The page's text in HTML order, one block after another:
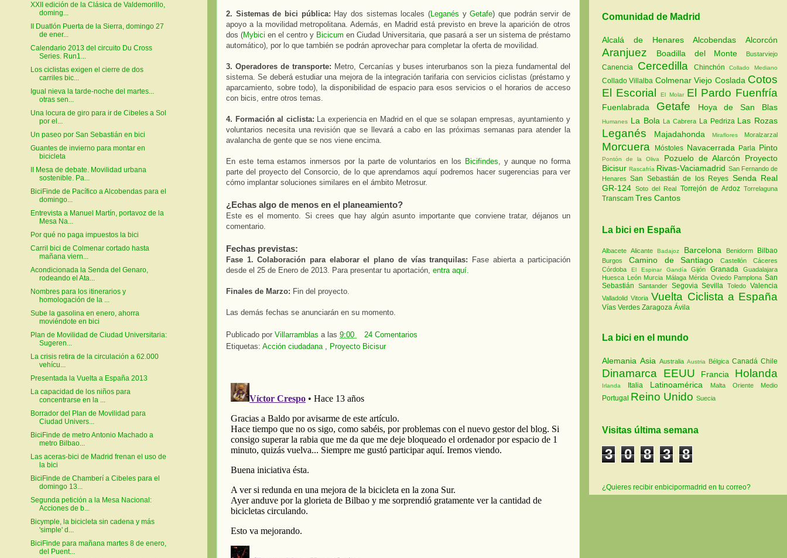
2. Sistemas de bici pública: Hay dos sistemas locales ( Leganés yGetafe) que podrán servir de
apoyo a la movilidad metropolitana. Además, en Madrid está previsto en breve la aparición de otros
dos (Mybici en el centro y Bicicum en Ciudad Universitaria, que pasará a ser un sistema de préstamo
automático), por lo que también se podrán aprovechar para completar la oferta de movilidad.
3. Operadores de transporte: Metro, Cercanías y buses interurbanos son la pieza fundamental del
sistema. Se deberá estudiar una mejora de la integración tarifaria con servicios ciclistas (préstamo y
aparcamiento, sobre todo), la disponibilidad de espacio para esos servicios o el horarios de acceso
con bicis, entre otros temas.
4. Formación al ciclista: La experiencia en Madrid en el que se solapan empresas, ayuntamiento y
voluntarios necesita una revisión que se llevará a cabo en las próximas semanas para atender la
avalancha de gente que se nos viene encima.
En este tema estamos inmersos por la parte de voluntarios en los Bicifindes , y aunque no forma
parte del proyecto del Consorcio, de lo que aprendamos aquí podremos hacer sugerencias para ver
cómo implantar soluciones similares en el ámbito Metrosur.
¿Echas algo de menos en el planeamiento?
Este es el momento. Si crees que hay algún asunto importante que conviene tratar, déjanos un
comentario.
Fechas previstas:
Fase 1. Colaboración para elaborar el plano de vías tranquilas:
Fase abierta a participación
desde el 25 de Enero de 2013. Para presentar tu aportación, entra aquí.
Finales de Marzo: Fin del proyecto.
Las demás fechas se anunciarán en su momento.
Publicado por Villarramblas a las 9:00
24 Comentarios
Etiquetas: Acción ciudadana , Proyecto Bicisur
XXII edición de la Clásica de Valdemorillo,
doming...
II Duatlón Puerta de la Sierra, domingo 27
de ener...
Calendario 2013 del circuito Du Cross
Series. Run1...
Los ciclistas exigen el cierre de dos
carriles bic...
Igual nieva la tarde-noche del martes...
otras sen...
Una locura de giro para ir de Cibeles a Sol
por el...
Un paseo por San Sebastián en bici
Guantes de invierno para montar en
bicicleta
II Mesa de debate. Movilidad urbana
sostenible. Pa...
BiciFinde de Pacífico a Alcobendas para el
domingo...
Entrevista a Manuel Martín, portavoz de la
Mesa Na...
Por qué no paga impuestos la bici
Carril bici de Colmenar cortado hasta
mañana viern...
Acondicionada la Senda del Genaro,
rodeando el Ata...
Nombres para los itinerarios y
homologación de la ...
Sube la gasolina en enero, ahorra
moviéndote en bici
Plan de Movilidad de Ciudad Universitaria:
Sugeren...
La crisis retira de la circulación a 62.000
vehícu...
Presentada la Vuelta a España 2013
La capacidad de los niños para
concentrarse en la ...
Borrador del Plan de Movilidad para
Ciudad Univers...
BiciFinde de metro Antonio Machado a
metro Bilbao...
Las aceras-bici de Madrid frenan el uso de
la bici
BiciFinde de Chamberí a Cibeles para el
domingo 13...
Segunda petición a la Mesa Nacional:
Acciones de b...
Bicymple, la bicicleta sin cadena y más
'simple' d...
BiciFinde para mañana martes 8 de enero,
del Puent...
Comunidad de Madrid
Alcalá de HenaresAlcobendas Alcorcón
Aranjuez Boadilla del Monte Bustarviejo
Canencia Cercedilla ChinchónCollado Mediano
Collado Villalba Colmenar Viejo Coslada Cotos
El EscorialEl Molar El Pardo Fuenfría
Fuenlabrada Getafe Hoya de San Blas
Humanes La Bola La Cabrera La Pedriza Las Rozas
Leganés Majadahonda Miraflores Moralzarzal
Morcuera Móstoles Navacerrada Parla Pinto
Pontón de la Oliva Pozuelo de Alarcón Proyecto
BicisurRascafría Rivas-Vaciamadrid San Fernando de
HenaresSan Sebastián de los Reyes Senda Real
GR-124Soto del Real Torrejón de ArdozTorrelaguna
Transcam Tres Cantos
La bici en España
AlbaceteAlicanteBadajoz Barcelona Benidorm Bilbao
Burgos Camino de SantiagoCastellónCáceres
Córdoba El Espinar GandíaGijónGranadaGuadalajara
Huesca León Murcia Málaga Mérida Oviedo PamplonaSan
Sebastián Santander SegoviaSevillaToledoValencia
ValladolidVitoria Vuelta Ciclista a España
Vías Verdes Zaragoza Ávila
La bici en el mundo
Alemania Asia Australia Austria Bélgica Canadá Chile
Dinamarca EEUU Francia Holanda
Irlanda Italia Latinoamérica Malta Oriente Medio
Portugal Reino Unido Suecia
Visitas última semana
3 0 8 3 8
¿Quieres recibir enbicipormadrid en tu correo?